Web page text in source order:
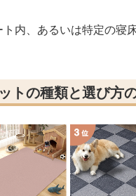
内、あるいは特定の寝
トの種類と選び方